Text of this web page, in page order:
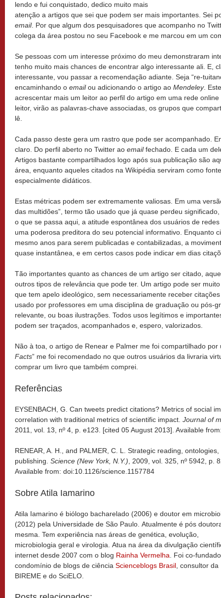
lendo e fui conquistado, dedico muito mais
atenção a artigos que sei que podem ser mais importantes. Sei
email. Por que algum dos pesquisadores que acompanho no
colega da área postou no seu Facebook e me marcou em um
​Se pessoas com um interesse próximo do meu demonstraram
tenho muito mais chances de encontrar algo interessante ali. E,
interessante, vou passar a recomendação adiante. Seja “re-
encaminhando o emailou adicionando o artigo ao Mendeley.
acrescentar mais um leitor ao perfil do artigo em uma rede
leitor, virão as palavras-chave associadas, os grupos que
lê.
​Cada passo deste gera um rastro que pode ser acompanhado.
claro. Do perfil aberto no Twitter ao emailfechado. E cada um
Artigos bastante compartilhados logo após sua publicação são
área, enquanto aqueles citados na Wikipédia serviram como
especialmente didáticos.
​Estas métricas podem ser extremamente valiosas. Em uma
das multidões”, termo tão usado que já quase perdeu
o que se passa aqui, a atitude espontânea dos usuários de
uma poderosa preditora do seu potencial informativo. Enquanto
mesmo anos para serem publicadas e contabilizadas, a
quase instantânea, e em certos casos pode indicar em dias
Tão importantes quanto as chances de um artigo ser citado,
outros tipos de relevância que pode ter. Um artigo pode ser
que tem apelo ideológico, sem necessariamente receber
usado por professores em uma disciplina de graduação ou pós-
relevante, ou boas ilustrações. Todos usos legítimos e
podem ser traçados, acompanhados e, espero, valorizados.
​Não à toa, o artigo de Renear e Palmer me foi compartilhado por
Facts” me foi recomendado no que outros usuários da livraria
comprar um livro que também comprei.
Referências
EYSENBACH, G. Can tweets predict citations? Metrics of social
correlation with traditional metrics of scientific impact. Journal of
2011, vol. 13, nº 4, p. e123. [cited 05 August 2013]. Available
RENEAR, A. H., and PALMER, C. L. Strategic reading,
publishing. Science (New York, N.Y.) , 2009, vol. 325, nº 5942, p.
Available from: doi:10.1126/science.1157784
Sobre Atila Iamarino
Atila Iamarino é biólogo bacharelado (2006) e doutor em
(2012) pela Universidade de São Paulo. Atualmente é pós
mesma. Tem experiência nas áreas de genética, evolução,
microbiologia geral e virologia. Atua na área da divulgação
internet desde 2007 com o blog Rainha Vermelha . Foi co-
condomínio de blogs de ciência Scienceblogs Brasil , consultor da
BIREME e do SciELO.